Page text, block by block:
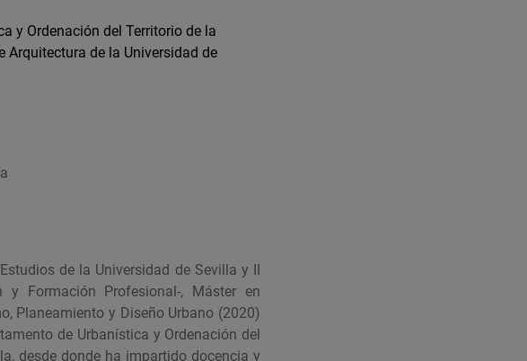
y Ordenación del Territorio de la
Arquitectura de la Universidad de
de la Universidad de Sevilla y II
Formación Profesional-, Máster en
Planeamiento y Diseño Urbano (2020)
de Urbanística y Ordenación del
desde donde ha impartido docencia y